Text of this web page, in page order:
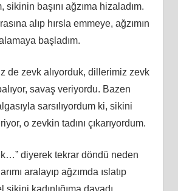
sikinin başını ağzıma hizaladım.
alıp hırsla emmeye, ağzımın
başladım.
de zevk alıyorduk, dillerimiz zevk
savaş veriyordu. Bazen
sarsılıyordum ki, sikini
o zevkin tadını çıkarıyordum.
diyerek tekrar döndü neden
aralayıp ağzımda ıslatıp
kadınlığıma dayadı.